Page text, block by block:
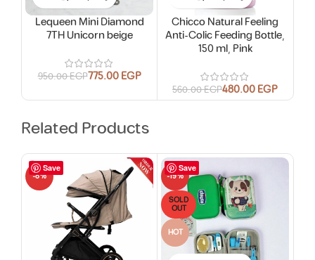
Lequeen Mini Diamond
7TH Unicorn beige
950.00EGP775.00EGP
Chicco Natural Feeling
Anti-Colic Feeding Bottle,
150 ml, Pink
560.00EGP480.00EGP
Related Products
Save
-8%
Save
-19%
SOLD
OUT
HOT